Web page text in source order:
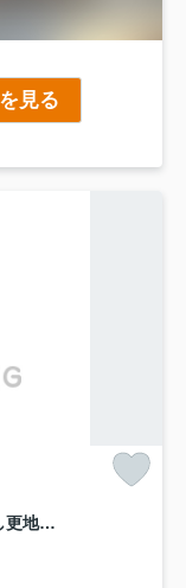
見る
売土地 四條畷市中野本町（建築条件無し更地渡し）